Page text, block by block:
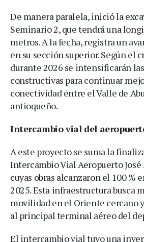
De manera paralela, inició la
Seminario 2, que tendrá una
metros. A la fecha, registra un
en su sección superior. Según el
durante 2026 se intensificarán
constructivas para continuar
conectividad entre el Valle de
antioqueño.
Intercambio vial del
A este proyecto se suma la
Intercambio Vial Aeropuerto José
cuyas obras alcanzaron el 100 %
2025. Esta infraestructura busca
movilidad en el Oriente cercano
al principal terminal aéreo del
El intercambio vial tuvo una